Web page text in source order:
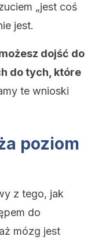
„jest coś
jest.
dojść do
do tych, które
te wnioski
poziom
z tego, jak
do
mózg jest